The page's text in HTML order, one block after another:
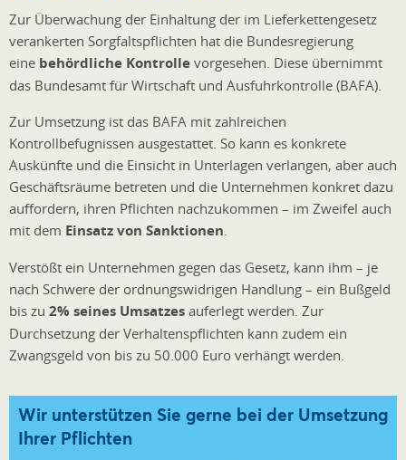
Zur Überwachung der Einhaltung der im Lieferkettengesetz
verankerten Sorgfaltspflichten hat die Bundesregierung
eine behördliche Kontrolle vorgesehen. Diese übernimmt
das Bundesamt für Wirtschaft und Ausfuhrkontrolle (BAFA).
Zur Umsetzung ist das BAFA mit zahlreichen
Kontrollbefugnissen ausgestattet. So kann es konkrete
Auskünfte und die Einsicht in Unterlagen verlangen, aber auch
Geschäftsräume betreten und die Unternehmen konkret dazu
auffordern, ihren Pflichten nachzukommen – im Zweifel auch
mit dem Einsatz von Sanktionen.
Verstößt ein Unternehmen gegen das Gesetz, kann ihm – je
nach Schwere der ordnungswidrigen Handlung – ein Bußgeld
bis zu 2% seines Umsatzes auferlegt werden. Zur
Durchsetzung der Verhaltenspflichten kann zudem ein
Zwangsgeld von bis zu 50.000 Euro verhängt werden.
Wir unterstützen Sie gerne bei der Umsetzung
Ihrer Pflichten